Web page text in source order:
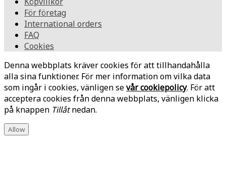
För företag
International orders
FAQ
Cookies
Denna webbplats kräver cookies för att tillhandahålla
alla sina funktioner. För mer information om vilka data
som ingår i cookies, vänligen sevår cookiepolicy. För att
acceptera cookies från denna webbplats, vänligen klicka
på knappen Tillåtnedan.
Allow